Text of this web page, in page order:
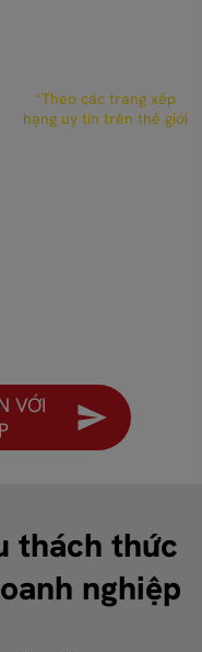
VỚI
*Theo các trang xếp
hạng uy tín trên thế giới
thách thức
nghiệp